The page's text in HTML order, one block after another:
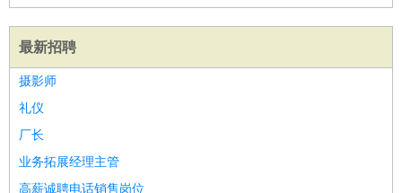
最新招聘
摄影师
礼仪
厂长
业务拓展经理主管
高薪诚聘电话销售岗位